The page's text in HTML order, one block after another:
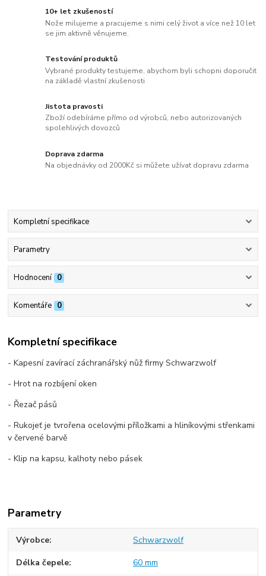
10+ let zkušeností
Nože milujeme a pracujeme s nimi celý život a více než 10 let
se jim aktivně věnujeme.
Testování produktů
Vybrané produkty testujeme, abychom byli schopni doporučit
na základě vlastní zkušenosti
Jistota pravosti
Zboží odebíráme přímo od výrobců, nebo autorizovaných
spolehlivých dovozců
Doprava zdarma
Na objednávky od 2000Kč si můžete užívat dopravu zdarma
Kompletní specifikace
Parametry
Hodnocení 0
Komentáře 0
Kompletní specifikace
- Kapesní zavírací záchranářský nůž firmy Schwarzwolf
- Hrot na rozbíjení oken
- Řezač pásů
- Rukojeť je tvrořena ocelovými příložkami a hliníkovými střenkami
v červené barvě
- Klip na kapsu, kalhoty nebo pásek
Parametry
Výrobce Schwarzwolf
Délka čepele 60 mm